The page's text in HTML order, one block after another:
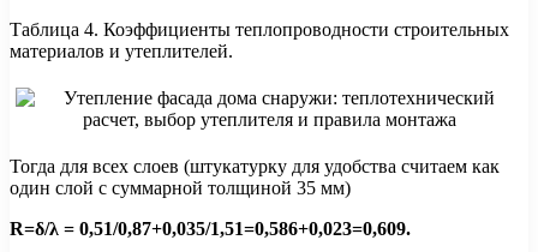
Таблица 4. Коэффициенты теплопроводности строительных
материалов и утеплителей.
Тогда для всех слоев (штукатурку для удобства считаем как
один слой с суммарной толщиной 35 мм)
R=δ/λ = 0,51/0,87+0,035/1,51=0,586+0,023=0,609.